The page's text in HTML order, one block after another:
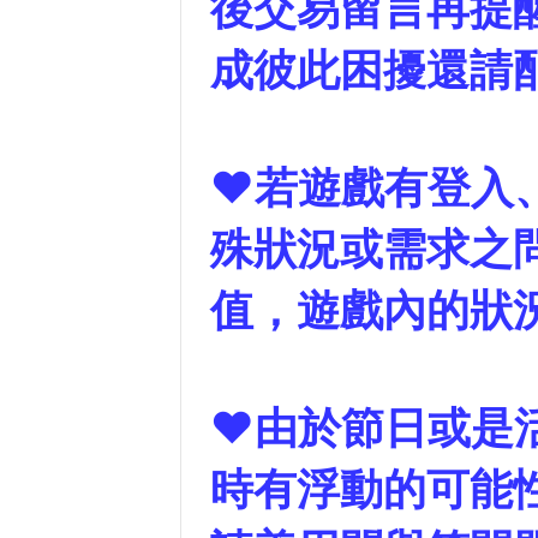
成彼此困擾還請
❤若遊戲有登入
殊狀況或需求之
值，遊戲內的狀
❤由於節日或是
時有浮動的可能